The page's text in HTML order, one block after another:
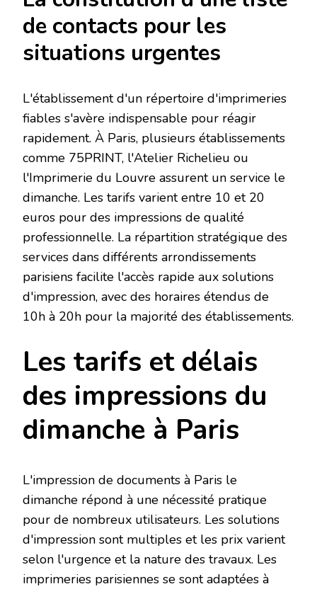
de contacts pour les
situations urgentes
L'établissement d'un répertoire d'imprimeries
fiables s'avère indispensable pour réagir
rapidement. À Paris, plusieurs établissements
comme 75PRINT, l'Atelier Richelieu ou
l'Imprimerie du Louvre assurent un service le
dimanche. Les tarifs varient entre 10 et 20
euros pour des impressions de qualité
professionnelle. La répartition stratégique des
services dans différents arrondissements
parisiens facilite l'accès rapide aux solutions
d'impression, avec des horaires étendus de
10h à 20h pour la majorité des établissements.
Les tarifs et délais
des impressions du
dimanche à Paris
L'impression de documents à Paris le
dimanche répond à une nécessité pratique
pour de nombreux utilisateurs. Les solutions
d'impression sont multiples et les prix varient
selon l'urgence et la nature des travaux. Les
imprimeries parisiennes se sont adaptées à